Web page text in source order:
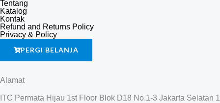
Tentang
Katalog
Kontak
Refund and Returns Policy
Privacy & Policy
PERGI BELANJA
Alamat
ITC Permata Hijau 1st Floor Blok D18 No.1-3 Jakarta Selatan